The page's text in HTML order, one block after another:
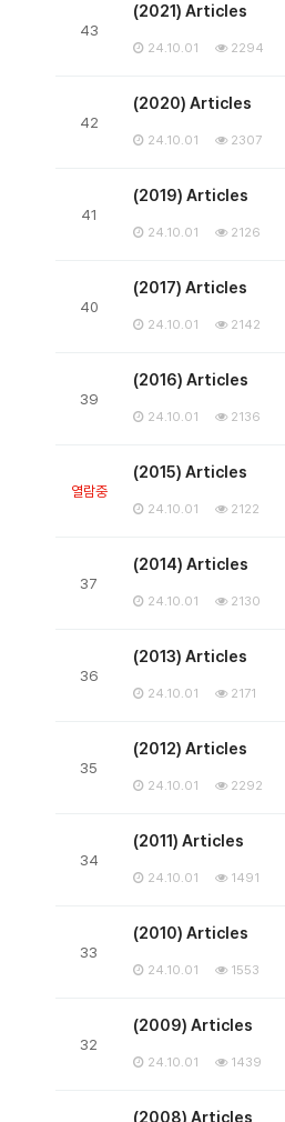
43
(2021) Articles
24.10.01 2294
42
(2020) Articles
24.10.01 2307
41
(2019) Articles
24.10.01 2126
40
(2017) Articles
24.10.01 2142
39
(2016) Articles
24.10.01 2136
열람중
(2015) Articles
24.10.01 2122
37
(2014) Articles
24.10.01 2130
36
(2013) Articles
24.10.01 2171
35
(2012) Articles
24.10.01 2292
34
(2011) Articles
24.10.01 1491
33
(2010) Articles
24.10.01 1553
32
(2009) Articles
24.10.01 1439
(2008) Articles